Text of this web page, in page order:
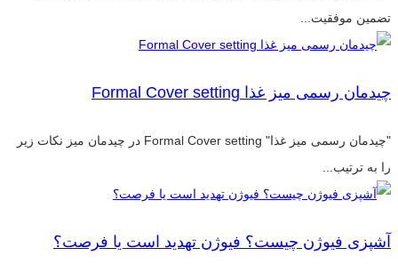
تضمین موفقیت...
چیدمان رسمی میز غذا Formal Cover setting
"چیدمان رسمی میز غذا" Formal Cover setting در چیدمان میز نکات زیر
را به ترتیب...
آشپزی فیوژن چیست؟ فیوژن تهدید است یا فرصت؟